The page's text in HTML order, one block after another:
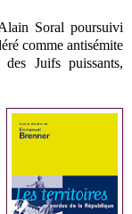
Soral poursuivi
comme antisémite
Juifs puissants,